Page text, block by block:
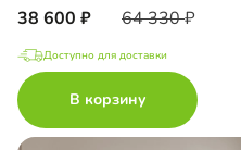
38 600 64 330
Доступно для доставки
В корзину